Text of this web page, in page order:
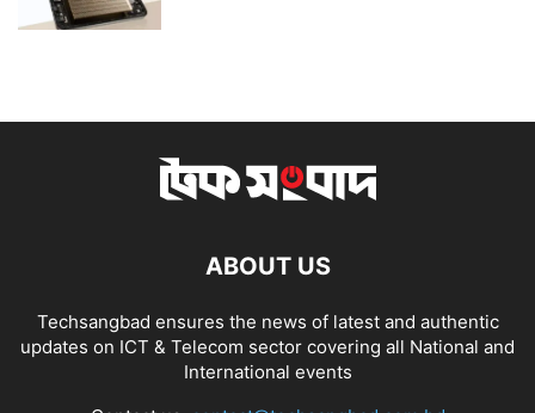
ABOUT US
Techsangbad ensures the news of latest and authentic
updates on ICT & Telecom sector covering all National and
International events